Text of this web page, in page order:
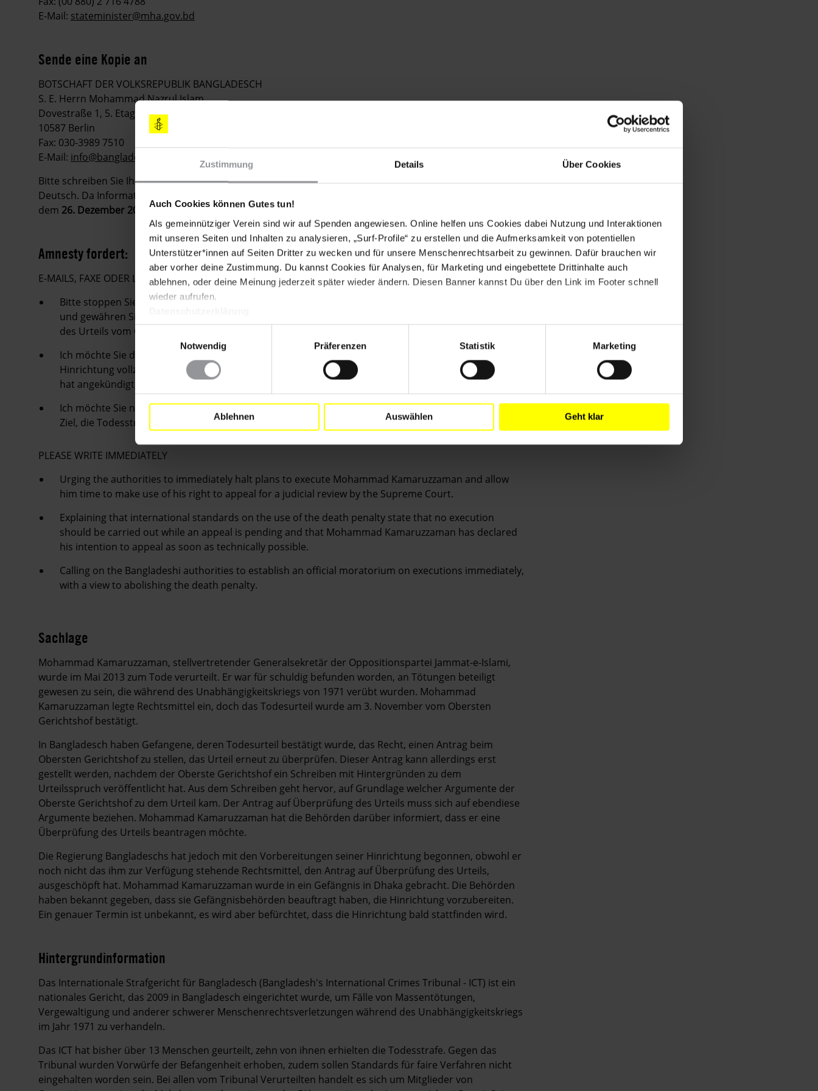
Zustimmung Details Über Cookies
Auch Cookies können Gutes tun!
Als gemeinnütziger Verein sind wir auf Spenden angewiesen. Online helfen uns Cookies dabei Nutzung und Interaktionen
mit unseren Seiten und Inhalten zu analysieren, „Surf-Profile“ zu erstellen und die Aufmerksamkeit von potentiellen
Unterstützer*innen auf Seiten Dritter zu wecken und für unsere Menschenrechtsarbeit zu gewinnen. Dafür brauchen wir
aber vorher deine Zustimmung. Du kannst Cookies für Analysen, für Marketing und eingebettete Drittinhalte auch
ablehnen, oder deine Meinung jederzeit später wieder ändern. Diesen Banner kannst Du über den Link im Footer schnell
wieder aufrufen.
Einwilligungsauswahl
Notwendig
Präferenzen Statistik Marketing
Ablehnen Auswählen Geht klar
E-Mail: stateminister@mha.gov.bd
Sende eine Kopie an
BOTSCHAFT DER VOLKSREPUBLIK BANGLADESCH
S. E. Herrn Mohammad Nazrul Islam
Dovestraße 1, 5. Etage
10587 Berlin
Fax: 030-3989 7510
E-Mail: info@bangladeshembassy.de
Bitte schreiben Sie Ihre Appellemöglichst sofort. Schreiben Sie in gutem Bengalisch, Englisch oder auf
Deutsch. Da Informationen in Urgent Actions schnell an Aktualität verlieren können, bitten wir Sie, nach
dem 26. Dezember 2014 keine Appelle mehr zu verschicken.
Amnesty fordert:
E-MAILS, FAXE ODER LUFTPOSTBRIEFE MIT FOLGENDEN FORDERUNGEN
Bitte stoppen Sie unverzüglich alle Vorbereitungen der Hinrichtung von Mohammad Kamaruzzaman
und gewähren Sie ihm Zeit, damit er von seinem Recht Gebrauch machen kann, eine Überprüfung
des Urteils vom Obersten Gerichtshof zu beantragen.
Ich möchte Sie daran erinnern, dass nach internationalen Standards bezüglich der Todesstrafe keine
Hinrichtung vollzogen werden darf, solange Rechtsmittel anhängig sind. Mohammad Kamaruzzaman
hat angekündigt, dass er so schnell wie möglich Rechtsmittel einlegen möchte.
Ich möchte Sie nachdrücklich bitten, ein sofortiges Hinrichtungsmoratorium zu verhängen, mit dem
Ziel, die Todesstrafe abzuschaffen.
PLEASE WRITE IMMEDIATELY
Urging the authorities to immediately halt plans to execute Mohammad Kamaruzzaman and allow
him time to make use of his right to appeal for a judicial review by the Supreme Court.
Explaining that international standards on the use of the death penalty state that no execution
should be carried out while an appeal is pending and that Mohammad Kamaruzzaman has declared
his intention to appeal as soon as technically possible.
Calling on the Bangladeshi authorities to establish an official moratorium on executions immediately,
with a view to abolishing the death penalty.
Sachlage
Mohammad Kamaruzzaman, stellvertretender Generalsekretär der Oppositionspartei Jammat-e-Islami,
wurde im Mai 2013 zum Tode verurteilt. Er war für schuldig befunden worden, an Tötungen beteiligt
gewesen zu sein, die während des Unabhängigkeitskriegs von 1971 verübt wurden. Mohammad
Kamaruzzaman legte Rechtsmittel ein, doch das Todesurteil wurde am 3. November vom Obersten
Gerichtshof bestätigt.
In Bangladesch haben Gefangene, deren Todesurteil bestätigt wurde, das Recht, einen Antrag beim
Obersten Gerichtshof zu stellen, das Urteil erneut zu überprüfen. Dieser Antrag kann allerdings erst
gestellt werden, nachdem der Oberste Gerichtshof ein Schreiben mit Hintergründen zu dem
Urteilsspruch veröffentlicht hat. Aus dem Schreiben geht hervor, auf Grundlage welcher Argumente der
Oberste Gerichtshof zu dem Urteil kam. Der Antrag auf Überprüfung des Urteils muss sich auf ebendiese
Argumente beziehen. Mohammad Kamaruzzaman hat die Behörden darüber informiert, dass er eine
Überprüfung des Urteils beantragen möchte.
Die Regierung Bangladeschs hat jedoch mit den Vorbereitungen seiner Hinrichtung begonnen, obwohl er
noch nicht das ihm zur Verfügung stehende Rechtsmittel, den Antrag auf Überprüfung des Urteils,
ausgeschöpft hat. Mohammad Kamaruzzaman wurde in ein Gefängnis in Dhaka gebracht. Die Behörden
haben bekannt gegeben, dass sie Gefängnisbehörden beauftragt haben, die Hinrichtung vorzubereiten.
Ein genauer Termin ist unbekannt, es wird aber befürchtet, dass die Hinrichtung bald stattfinden wird.
Hintergrundinformation
Hintergrund
Das Internationale Strafgericht für Bangladesch (Bangladesh's International Crimes Tribunal - ICT) ist ein
nationales Gericht, das 2009 in Bangladesch eingerichtet wurde, um Fälle von Massentötungen,
Vergewaltigung und anderer schwerer Menschenrechtsverletzungen während des Unabhängigkeitskriegs
im Jahr 1971 zu verhandeln.
Das ICT hat bisher über 13 Menschen geurteilt, zehn von ihnen erhielten die Todesstrafe. Gegen das
Tribunal wurden Vorwürfe der Befangenheit erhoben, zudem sollen Standards für faire Verfahren nicht
eingehalten worden sein. Bei allen vom Tribunal Verurteilten handelt es sich um Mitglieder von